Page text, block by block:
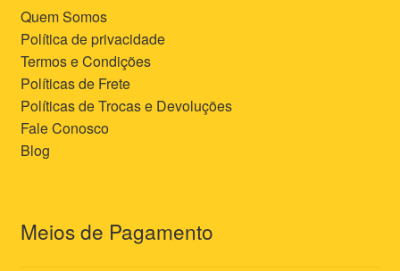
Quem Somos
Política de privacidade
Termos e Condições
Políticas de Frete
Políticas de Trocas e Devoluções
Fale Conosco
Blog
Meios de Pagamento